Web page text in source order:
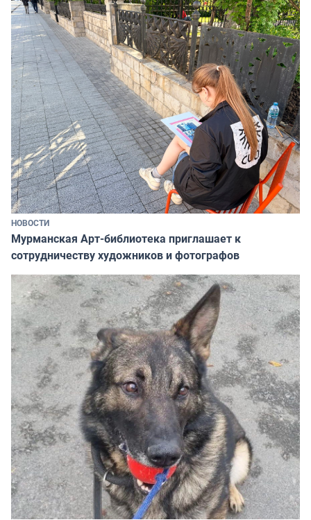
НОВОСТИ
Мурманская Арт-библиотека приглашает к
сотрудничеству художников и фотографов